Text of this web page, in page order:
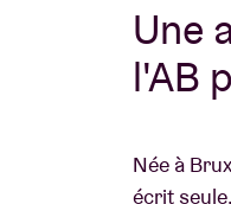
Une
l'AB
Née à
écrit